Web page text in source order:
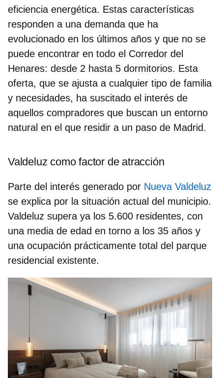
eficiencia energética. Estas características
responden a una demanda que ha
evolucionado en los últimos años y que no se
puede encontrar en todo el Corredor del
Henares: desde 2 hasta 5 dormitorios. Esta
oferta, que se ajusta a cualquier tipo de familia
y necesidades, ha suscitado el interés de
aquellos compradores que buscan un entorno
natural en el que residir a un paso de Madrid.
Valdeluz como factor de atracción
Parte del interés generado por Nueva Valdeluz
se explica por la situación actual del municipio.
Valdeluz supera ya los 5.600 residentes, con
una media de edad en torno a los 35 años y
una ocupación prácticamente total del parque
residencial existente.